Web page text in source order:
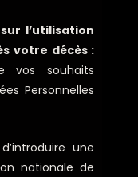
l’utilisation
votre décès :
vos souhaits
Personnelles
une
nationale de